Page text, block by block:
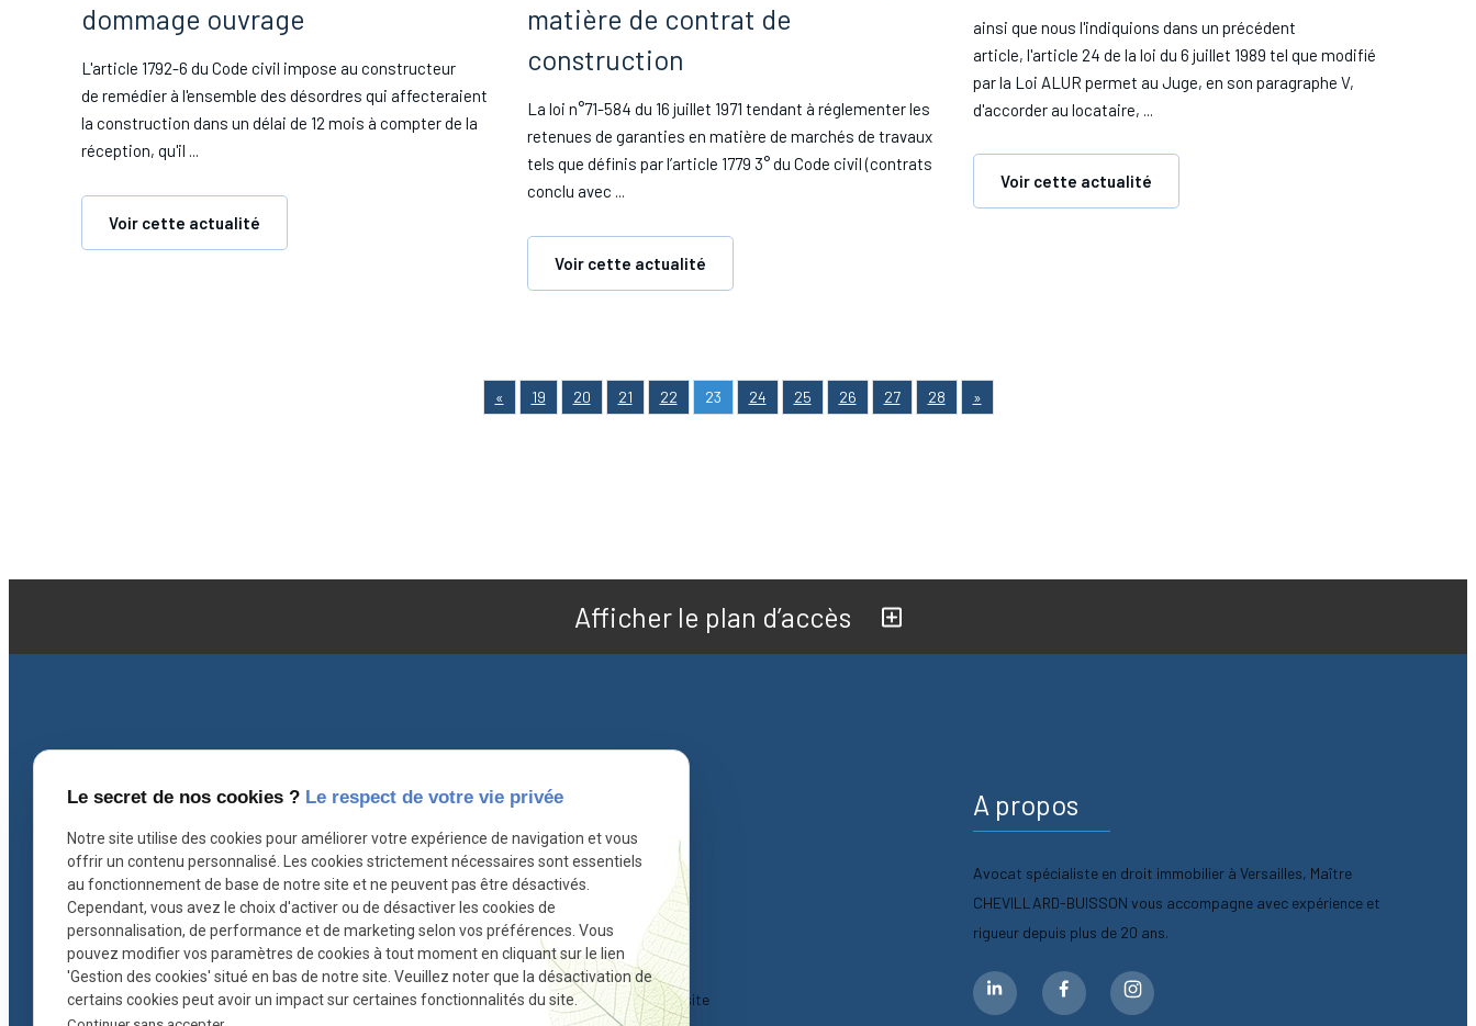
ainsi que nous l'indiquions dans un précédent
article, l'article 24 de la loi du 6 juillet 1989 tel que modifié
par la Loi ALUR permet au Juge, en son paragraphe V,
d'accorder au locataire, ...
Voir cette actualité
dommage ouvrage
L'article 1792-6 du Code civil impose au constructeur
de remédier à l'ensemble des désordres qui affecteraient
la construction dans un délai de 12 mois à compter de la
réception, qu'il ...
Voir cette actualité
matière de contrat de
construction
La loi n°71-584 du 16 juillet 1971 tendant à réglementer les
retenues de garanties en matière de marchés de travaux
tels que définis par l’article 1779 3° du Code civil (contrats
conclu avec ...
Voir cette actualité
« 19 20 21 22 23 24 25 26 27 28 »
Afficher le plan d’accès
Coordonnées
contact@ascb-avocat.fr
26 rue Hoche
78000 VERSAILLES
Informations
Accueil
Actualités
Contact
Plan du site
A propos
Avocat spécialiste en droit immobilier à Versailles, Maître
CHEVILLARD-BUISSON vous accompagne avec expérience et
rigueur depuis plus de 20 ans.
Le secret de nos cookies ? Le respect de votre vie privée
Notre site utilise des cookies pour améliorer votre expérience de navigation et vous
offrir un contenu personnalisé. Les cookies strictement nécessaires sont essentiels
au fonctionnement de base de notre site et ne peuvent pas être désactivés.
Cependant, vous avez le choix d'activer ou de désactiver les cookies de
personnalisation, de performance et de marketing selon vos préférences. Vous
pouvez modifier vos paramètres de cookies à tout moment en cliquant sur le lien
'Gestion des cookies' situé en bas de notre site. Veuillez noter que la désactivation de
certains cookies peut avoir un impact sur certaines fonctionnalités du site.